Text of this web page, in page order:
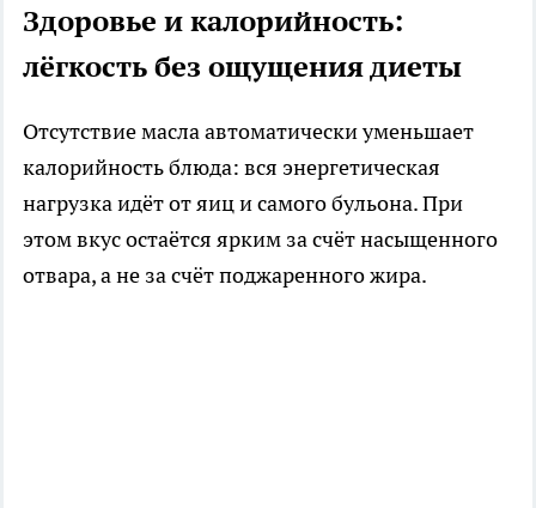
Здоровье и калорийность:
лёгкость без ощущения диеты
Отсутствие масла автоматически уменьшает
калорийность блюда: вся энергетическая
нагрузка идёт от яиц и самого бульона. При
этом вкус остаётся ярким за счёт насыщенного
отвара, а не за счёт поджаренного жира.​